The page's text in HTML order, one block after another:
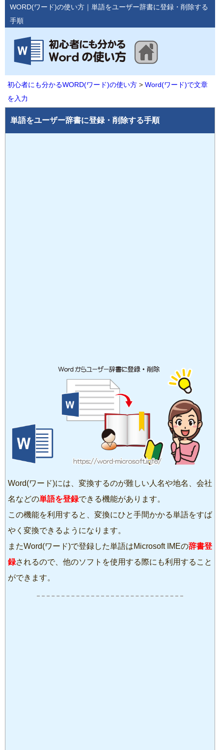
WORD(ワード)の使い方｜単語をユーザー辞書に登録・削除する
手順
初心者にも分かるWORD(ワード)の使い方
Word(ワード)で文章
を入力
単語をユーザー辞書に登録・削除する手順
Word(ワード)には、変換するのが難しい人名や地名、会社
名などの単語を登録できる機能があります。
この機能を利用すると、変換にひと手間かかる単語をすば
やく変換できるようになります。
またWord(ワード)で登録した単語はMicrosoft IMEの辞書登
録されるので、他のソフトを使用する際にも利用すること
ができます。